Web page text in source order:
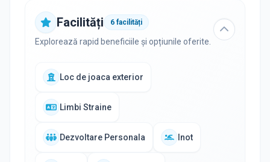
Facilități 6 facilități
Explorează rapid beneficiile și opțiunile oferite.
Loc de joaca exterior
Limbi Straine
Dezvoltare Personala Inot